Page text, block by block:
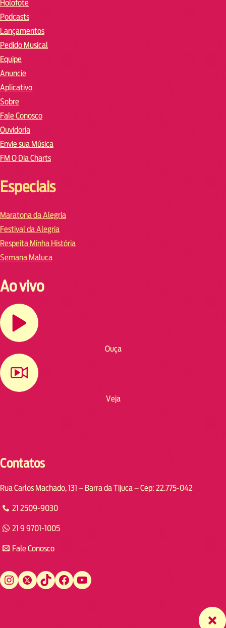
Holofote
Podcasts
Lançamentos
Pedido Musical
Equipe
Anuncie
Aplicativo
Sobre
Fale Conosco
Ouvidoria
Envie sua Música
FM O Dia Charts
Especiais
Maratona da Alegria
Festival da Alegria
Respeita Minha História
Semana Maluca
Ao vivo
Ouça
Veja
Contatos
Rua Carlos Machado, 131 – Barra da Tijuca – Cep: 22.775-042
21 2509-9030
21 9 9701-1005
Fale Conosco
Instagram Twitter TikTok Facebook YouTube